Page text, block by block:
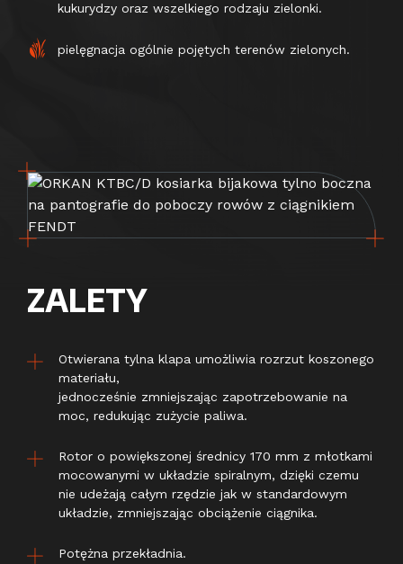
kukurydzy oraz wszelkiego rodzaju zielonki.
pielęgnacja ogólnie pojętych terenów zielonych.
ZALETY
Otwierana tylna klapa umożliwia rozrzut koszonego
materiału,
jednocześnie zmniejszając zapotrzebowanie na
moc, redukując zużycie paliwa.
Rotor o powiększonej średnicy 170 mm z młotkami
mocowanymi w układzie spiralnym, dzięki czemu
nie udeżają całym rzędzie jak w standardowym
układzie, zmniejszając obciążenie ciągnika.
Potężna przekładnia.